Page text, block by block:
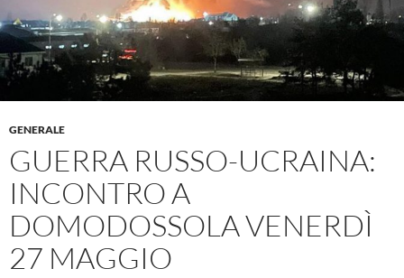
GENERALE
GUERRA RUSSO-UCRAINA:
INCONTRO A
DOMODOSSOLA VENERDÌ
27 MAGGIO